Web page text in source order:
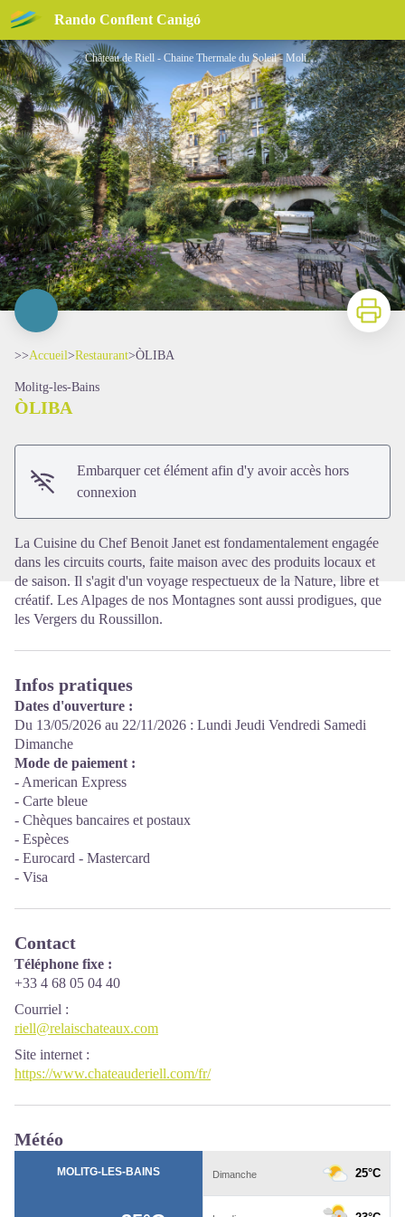
Rando Conflent Canigó
Château de Riell - Chaine Thermale du Soleil - Molitg les Bains - Château de Riell
Imprimer
>>Accueil>Restaurant>ÒLIBA
Molitg-les-Bains
ÒLIBA
Embarquer cet élément afin d'y avoir accès hors
connexion
La Cuisine du Chef Benoit Janet est fondamentalement engagée
dans les circuits courts, faite maison avec des produits locaux et
de saison. Il s'agit d'un voyage respectueux de la Nature, libre et
créatif. Les Alpages de nos Montagnes sont aussi prodigues, que
les Vergers du Roussillon.
Infos pratiques
Dates d'ouverture :
Du 13/05/2026 au 22/11/2026 : Lundi Jeudi Vendredi Samedi
Dimanche
Mode de paiement :
- American Express
- Carte bleue
- Chèques bancaires et postaux
- Espèces
- Eurocard - Mastercard
- Visa
Contact
Téléphone fixe :
+33 4 68 05 04 40
Courriel :
riell@relaischateaux.com
Site internet :
https://www.chateauderiell.com/fr/
Météo